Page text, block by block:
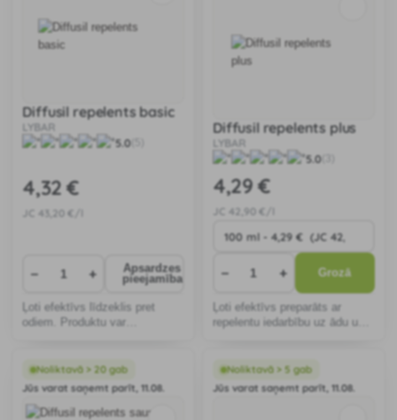
Diffusil repelents basic
LYBAR
5.0(5)
4,32 €
43 ,20 €/l
− +
Apsardzes
pieejamība
Ļoti efektīvs līdzeklis pret
odiem. Produktu var
apaviem.
Diffusil repelents plus
LYBAR
5.0(3)
4,29 €
42 ,90 €/l
− + Grozā
Ļoti efektīvs preparāts ar
repelentu iedarbību uz ādu un
ērces, mušas un mušas.
Noliktavā > 20 gab
Jūs varat saņemt parīt, 11.08.
Noliktavā > 5 gab
Jūs varat saņemt parīt, 11.08.